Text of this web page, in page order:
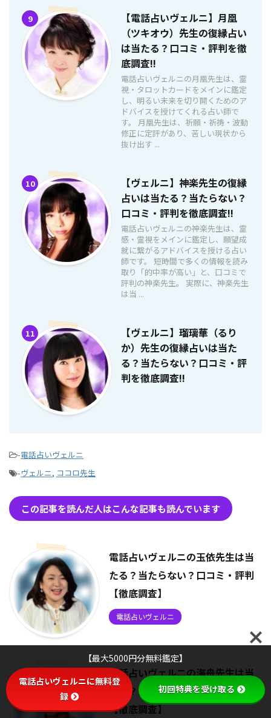
9
【電話占いヴェルニ】月凰
（ツキオウ）先生の復縁占い
は当たる？口コミ・評判を徹
底調査!!
電話占いヴェルニの月凰先生は、霊
視・タロットカードをメインに鑑定
し、明るい未来を切り開くためのア
ドバイスを授けてくれる占い師で
す。 月凰先生は、祈願・祈祷・波動
修正に定評があり、苦しい現状から
抜け出す ...
10
【ヴェルニ】神楽先生の復縁
占いは当たる？当たらない？
口コミ・評判を徹底調査!!
電話占いヴェルニの神楽先生は、霊
感・霊視をメインに鑑定し、願望成
就に繋がるアドバイスを授ける占い
師です。 短時間で多くの情報を読み
取り「的中率が高い」と、口コミで
評判の神楽先生。 実際に、神楽先生
は当 ...
11
【ヴェルニ】瑠璃華（るり
か）先生の復縁占いは当た
る？当たらない？口コミ・評
判を徹底調査!!
-電話占いヴェルニ
-ヴェルニ, ココロ先生
この記事を読んだ人はこんな記事も読んでいます
電話占いヴェルニの玉依先生は当
たる？当たらない？口コミ・評判
【徹底調査】
電話占いヴェルニ
電話占いヴェルニの海舟先生は当
たる？当たらない？口コミ・評判
【徹底調査】
【最大5000円分無料鑑定】
電話占いヴェルニに無料登
録
初回特典を受け取る